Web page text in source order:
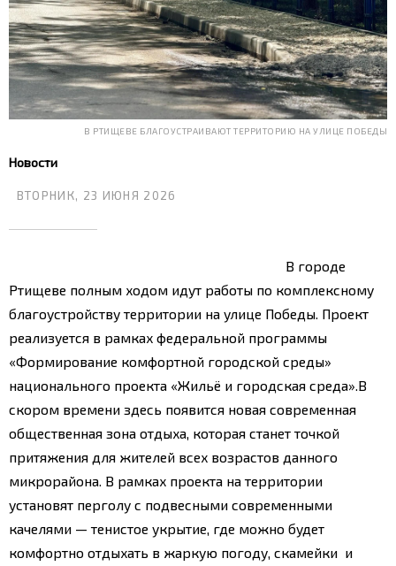
В РТИЩЕВЕ БЛАГОУСТРАИВАЮТ ТЕРРИТОРИЮ НА УЛИЦЕ ПОБЕДЫ
Новости
ВТОРНИК, 23 ИЮНЯ 2026
В городе
Ртищеве полным ходом идут работы по комплексному
благоустройству территории на улице Победы. Проект
реализуется в рамках федеральной программы
«Формирование комфортной городской среды»
национального проекта «Жильё и городская среда». В
скором времени здесь появится новая современная
общественная зона отдыха, которая станет точкой
притяжения для жителей всех возрастов данного
микрорайона. В рамках проекта на территории
установят перголу с подвесными современными
качелями — тенистое укрытие, где можно будет
комфортно отдыхать в жаркую погоду, скамейки и